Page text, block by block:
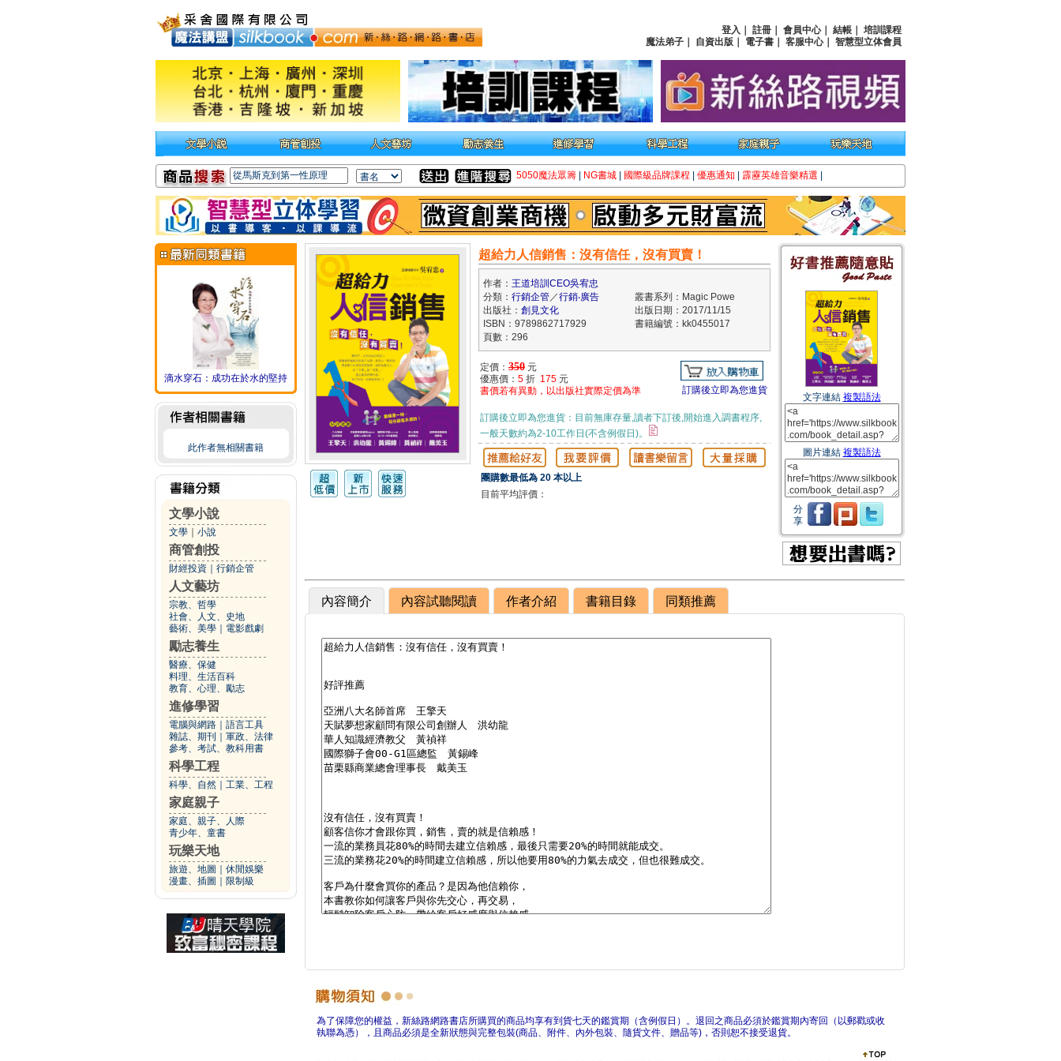
登入 註冊 會員中心｜ 結帳
培訓課程
魔法弟子
自資出版 電子書 客服中心｜ 智慧型立体會員
5050魔法眾籌 NG書城 國際級品牌課程 優惠通知 霹靂英雄音樂精選
滴水穿石：成功在於水的堅持
此作者無相關書籍
文學小說
文學 小說
商管創投
財經投資 行銷企管
人文藝坊
宗教、哲學
社會、人文、史地
藝術、美學
電影戲劇
勵志養生
醫療、保健
料理、生活百科
教育、心理、勵志
進修學習
電腦與網路
語言工具
雜誌、期刊
軍政、法律
參考、考試、教科用書
科學工程
科學、自然 工業、工程
家庭親子
家庭、親子、人際
青少年、童書
玩樂天地
旅遊、地圖
休閒娛樂
漫畫、插圖
限制級
超給力人信銷售：沒有信任，沒有買賣！
作者： 王道培訓CEO吳宥忠
分類： 行銷企管／行銷‧廣告
叢書系列：Magic Powe
出版社： 創見文化
出版日期：2017/11/15
ISBN：9789862717929
書籍編號：kk0455017
頁數：296
定價： 350 元
優惠價： 5 折 175 元
書價若有異動，以出版社實際定價為準
訂購後立即為您進貨
訂購後立即為您進貨：目前無庫存量,讀者下訂後,開始進入調書程序,
一般天數約為2-10工作日(不含例假日)。
團購數最低為 20 本以上
目前平均評價：
文字連結 複製語法
圖片連結 複製語法
分
享
內容簡介 內容試聽閱讀 作者介紹 書籍目錄 同類推薦
為了保障您的權益，新絲路網路書店所購買的商品均享有到貨七天的鑑賞期（含例假日）。退回之商品必須於鑑賞期內寄回（以郵戳或收
執聯為憑），且商品必須是全新狀態與完整包裝(商品、附件、內外包裝、隨貨文件、贈品等)，否則恕不接受退貨。